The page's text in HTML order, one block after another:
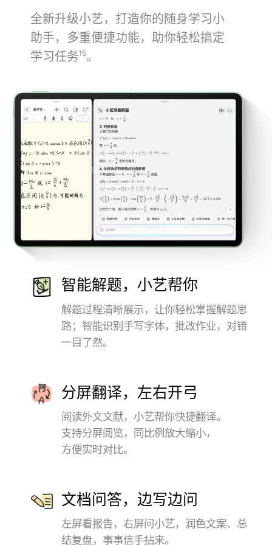
全新升级小艺，打造你的随身学习小
助手，多重便捷功能，助你轻松搞定
学习任务15。
智能解题，小艺帮你
解题过程清晰展示，让你轻松掌握解题思
路；智能识别手写字体， 批改作业，对错
一目了⁠然。
分屏翻译，左右开弓
阅读外文文献，小艺帮你快捷翻译。
支持分屏阅览，同比例放大缩小，
方便实时对⁠比。
文档问答，边写边问
左屏看报告，右屏问小艺，润色文案、总
结复盘，事事信手拈⁠来。